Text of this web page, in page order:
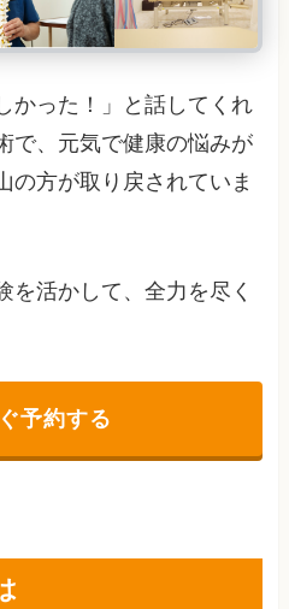
かった！」と話してくれ
で、元気で健康の悩みが
の方が取り戻されていま
を活かして、全力を尽く
予約する